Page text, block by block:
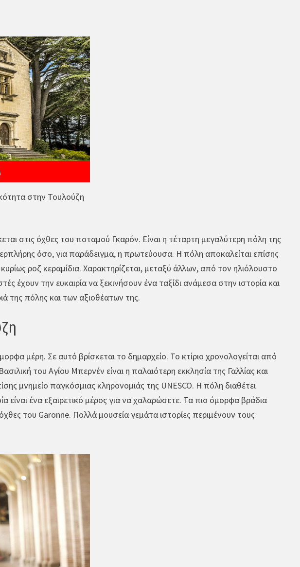
στην Τουλούζη
στις όχθες του ποταμού Γκαρόν. Είναι η τέταρτη μεγαλύτερη πόλη της
όσο, για παράδειγμα, η πρωτεύουσα. Η πόλη αποκαλείται επίσης
ροζ κεραμίδια. Χαρακτηρίζεται, μεταξύ άλλων, από τον ηλιόλουστο
έχουν την ευκαιρία να ξεκινήσουν ένα ταξίδι ανάμεσα στην ιστορία και
της πόλης και των αξιοθέατων της.
μέρη. Σε αυτό βρίσκεται το δημαρχείο. Το κτίριο χρονολογείται από
του Αγίου Μπερνέν είναι η παλαιότερη εκκλησία της Γαλλίας και
μνημείο παγκόσμιας κληρονομιάς της UNESCO. Η πόλη διαθέτει
είναι ένα εξαιρετικό μέρος για να χαλαρώσετε. Τα πιο όμορφα βράδια
του Garonne. Πολλά μουσεία γεμάτα ιστορίες περιμένουν τους